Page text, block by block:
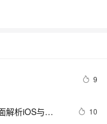
9
解析iOS与
10